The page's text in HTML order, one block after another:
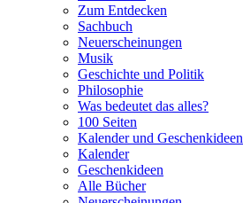
Zum Entdecken
Sachbuch
Neuerscheinungen
Musik
Geschichte und Politik
Philosophie
Was bedeutet das alles?
100 Seiten
Kalender und Geschenkideen
Kalender
Geschenkideen
Alle Bücher